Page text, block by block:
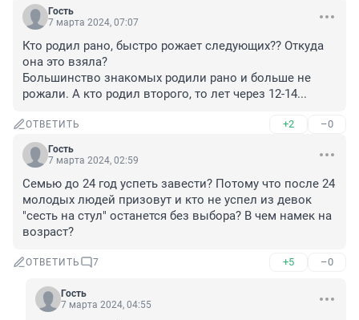
Гость
7 марта 2024, 07:07
Кто родил рано, быстро рожает следующих?? Откуда
она это взяла?
Большинство знакомых родили рано и больше не
рожали. А кто родил второго, то лет через 12-14...
ОТВЕТИТЬ +2 –0
Гость
7 марта 2024, 02:59
Семью до 24 год успеть завести? Потому что после 24
молодых людей призовут и кто не успел из девок
"сесть на стул" останется без выбора? В чем намек на
возраст?
ОТВЕТИТЬ 7 +5 –0
Гость
7 марта 2024, 04:55